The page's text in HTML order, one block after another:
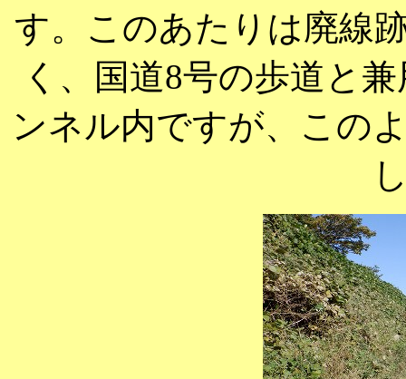
す。このあたりは廃線
く、国道8号の歩道と
ンネル内ですが、この